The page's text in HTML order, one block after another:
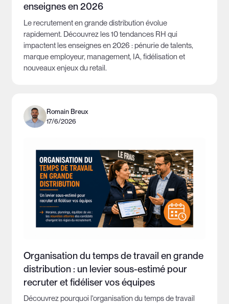
enseignes en 2026
Le recrutement en grande distribution évolue
rapidement. Découvrez les 10 tendances RH qui
impactent les enseignes en 2026 : pénurie de talents,
marque employeur, management, IA, fidélisation et
nouveaux enjeux du retail.
Romain Breux
17/6/2026
Organisation du temps de travail en grande
distribution : un levier sous-estimé pour
recruter et fidéliser vos équipes
Découvrez pourquoi l'organisation du temps de travail